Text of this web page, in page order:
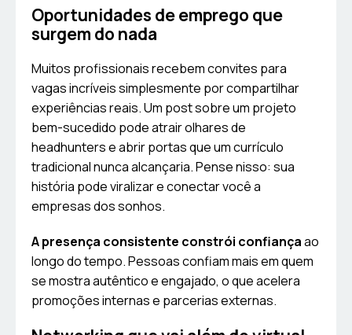
Oportunidades de emprego que
surgem do nada
Muitos profissionais recebem convites para
vagas incríveis simplesmente por compartilhar
experiências reais. Um post sobre um projeto
bem-sucedido pode atrair olhares de
headhunters e abrir portas que um currículo
tradicional nunca alcançaria. Pense nisso: sua
história pode viralizar e conectar você a
empresas dos sonhos.
A presença consistente constrói confiançaao
longo do tempo. Pessoas confiam mais em quem
se mostra autêntico e engajado, o que acelera
promoções internas e parcerias externas.